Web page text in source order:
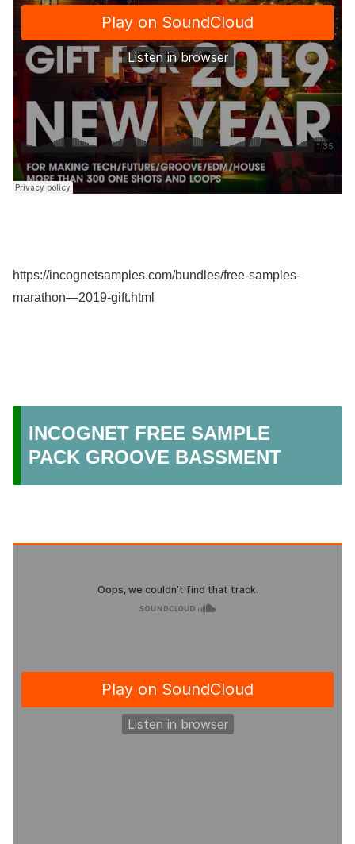
https://incognetsamples.com/bundles/free-samples-
marathon—2019-gift.html
INCOGNET FREE SAMPLE
PACK GROOVE BASSMENT